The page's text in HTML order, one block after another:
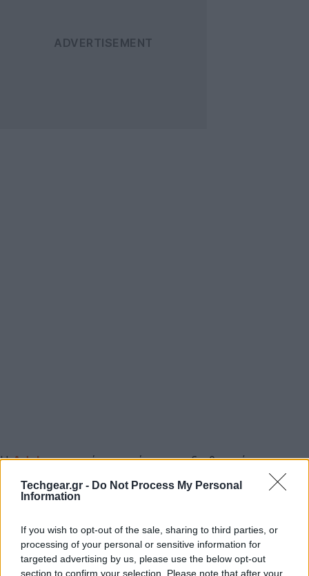
Techgear.gr - Do Not Process My Personal
Information
If you wish to opt-out of the sale, sharing to third parties, or
processing of your personal or sensitive information for
targeted advertising by us, please use the below opt-out
section to confirm your selection. Please note that after your
HAdobeανακοίνωσε σήμερα τη διαθεσιμότητα των
Flash Player 11.2 και AIR 3.2 φέρνοντας την εταιρεία
ακόμα πιο κοντά στο στόχο της για παιχνίδια υψηλής